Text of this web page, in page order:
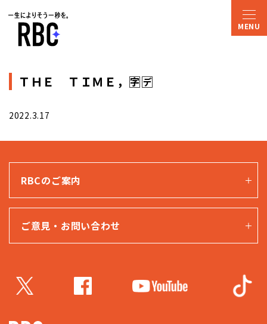
ＴＨＥ ＴＩＭＥ，🈑🈓
2022.3.17
RBCのご案内
ご意見・お問い合わせ